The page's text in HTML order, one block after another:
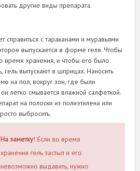
другие виды препарата.
справиться с тараканами и муравьями
выпускается в форме геля. Чтобы
время хранения, и чтобы его было
гель выпускают в шприцах. Наносить
на пол, вокруг зон, где были
легко смывается влажной салфеткой.
на полоски из полиэтилена или
выбросить.
На заметку! Если во время
хранения гель застыл и его
невозможно выдавить, нужно